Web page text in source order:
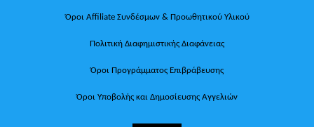
Όροι Affiliate Συνδέσμων & Προωθητικού Υλικού
Πολιτική Διαφημιστικής Διαφάνειας
Όροι Προγράμματος Επιβράβευσης
Όροι Υποβολής και Δημοσίευσης Αγγελιών